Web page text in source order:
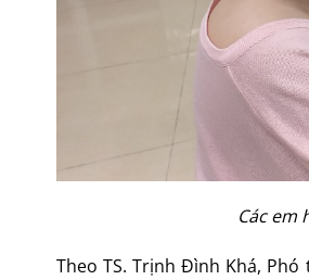
Các em
Theo TS. Trịnh Đình Khá,